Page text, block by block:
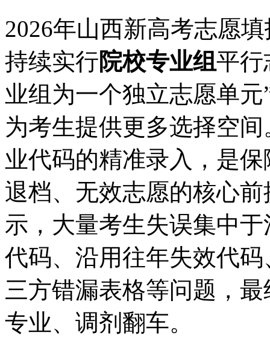
2026年山西新高考志愿
持续实行院校专业组平行
业组为一个独立志愿单
为考生提供更多选择空
业代码的精准录入，是
退档、无效志愿的核心
示，大量考生失误集中
代码、沿用往年失效代
三方错漏表格等问题，
专业、调剂翻车。